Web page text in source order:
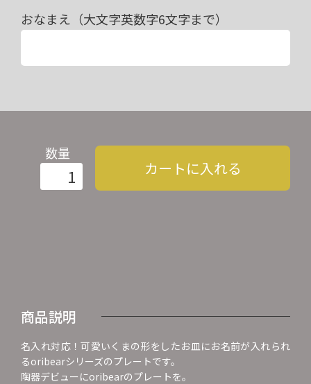
おなまえ（大文字英数字6文字まで）
数量
カートに入れる
商品説明
名入れ対応！可愛いくまの形をしたお皿にお名前が入れられ
るoribearシリーズのプレートです。
陶器デビューにoribearのプレートを。